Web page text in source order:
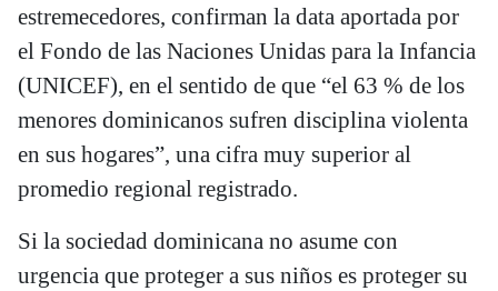
estremecedores, confirman la data aportada por
el Fondo de las Naciones Unidas para la Infancia
(UNICEF), en el sentido de que “el 63 % de los
menores dominicanos sufren disciplina violenta
en sus hogares”, una cifra muy superior al
promedio regional registrado.
Si la sociedad dominicana no asume con
urgencia que proteger a sus niños es proteger su